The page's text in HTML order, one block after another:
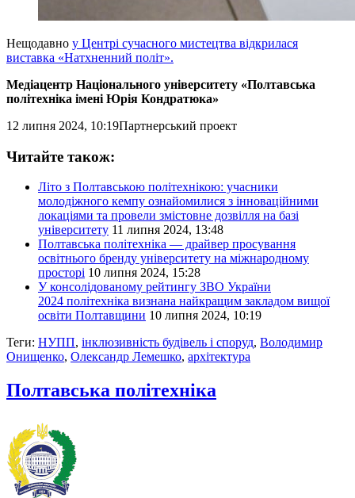
Нещодавно у Центрі сучасного мистецтва відкрилася
виставка «Натхненний політ».
Медіацентр Національного університету «Полтавська
політехніка імені Юрія Кондратюка»
12 липня 2024, 10:19Партнерський проект
Читайте також:
Літо з Полтавською політехнікою: учасники
молодіжного кемпу ознайомилися з інноваційними
локаціями та провели змістовне дозвілля на базі
університету 11 липня 2024, 13:48
Полтавська політехніка — драйвер просування
освітнього бренду університету на міжнародному
просторі 10 липня 2024, 15:28
У консолідованому рейтингу ЗВО України
2024 політехніка визнана найкращим закладом вищої
освіти Полтавщини 10 липня 2024, 10:19
Теги: НУПП, інклюзивність будівель і споруд, Володимир
Онищенко, Олександр Лемешко, архітектура
Полтавська політехніка